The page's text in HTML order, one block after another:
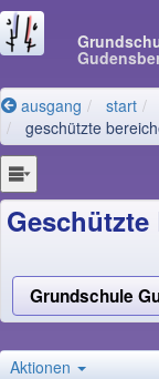
ausgang start
geschützte
Geschützte
Grundschule
Aktionen